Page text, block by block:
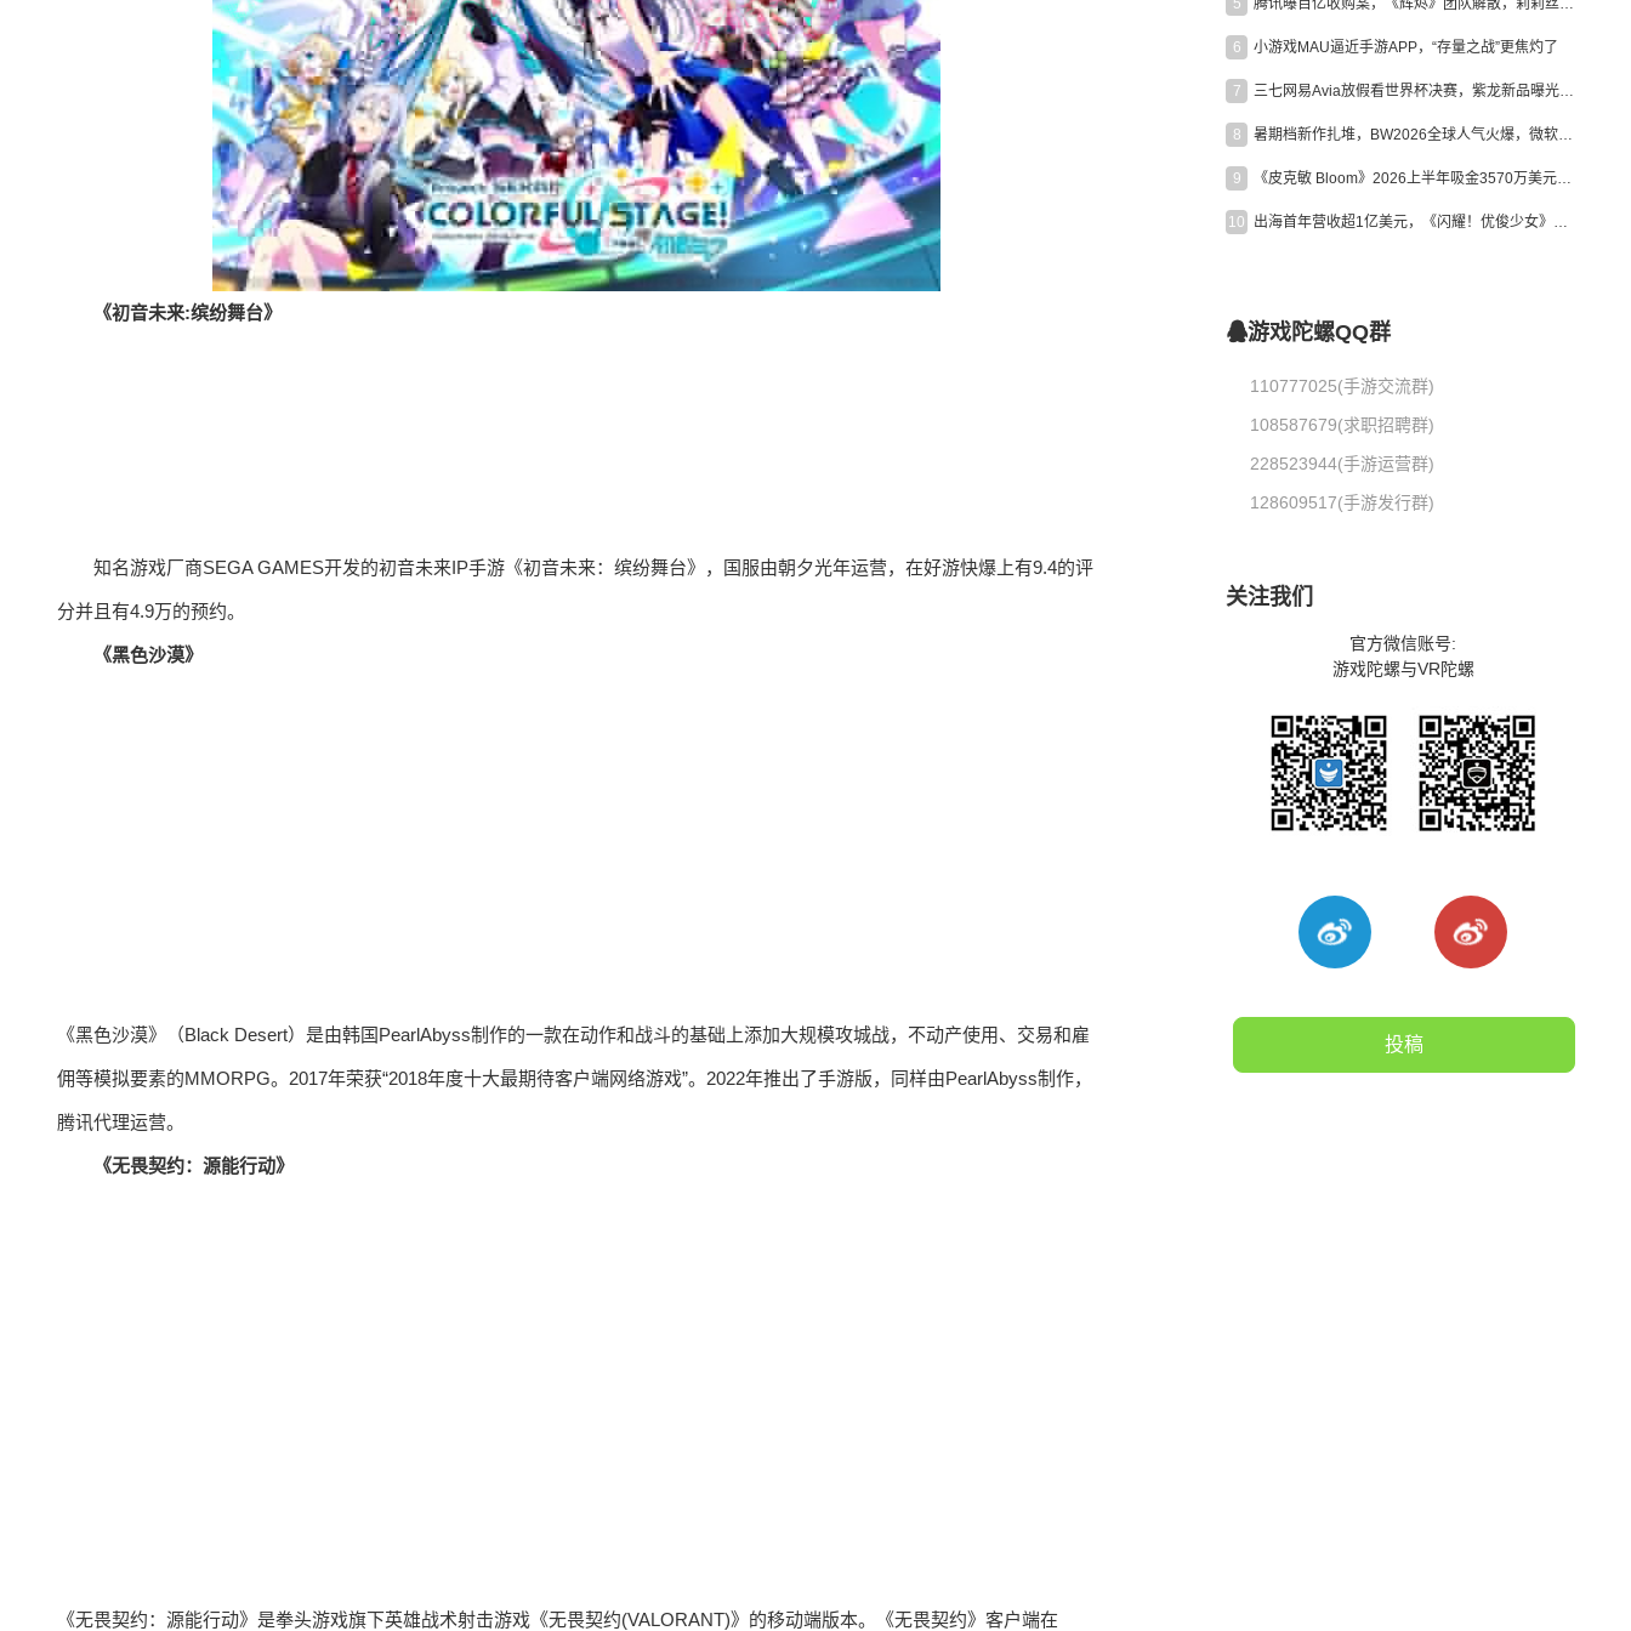
《初音未来:缤纷舞台》
知名游戏厂商SEGA GAMES开发的初音未来IP手游《初音未来：缤纷舞台》，国服由朝夕光年运营，在好游快爆上有9.4的评
分并且有4.9万的预约。
《黑色沙漠》
《黑色沙漠》（Black Desert）是由韩国PearlAbyss制作的一款在动作和战斗的基础上添加大规模攻城战，不动产使用、交易和雇
佣等模拟要素的MMORPG。 2017年荣获“2018年度十大最期待客户端网络游戏”。2022年推出了手游版，同样由PearlAbyss制作，
腾讯代理运营。
《无畏契约：源能行动》
《无畏契约：源能行动》是拳头游戏旗下英雄战术射击游戏《无畏契约(VALORANT)》的移动端版本。《无畏契约》客户端在
5 腾讯曝百亿收购案，《辉烬》团队解散，莉莉丝新作曝光｜陀螺周报
6 小游戏MAU逼近手游APP，“存量之战”更焦灼了
7 三七网易Avia放假看世界杯决赛，紫龙新品曝光，米哈游新作上线 | 陀螺周报
8 暑期档新作扎堆，BW2026全球人气火爆，微软XBOX大裁员|陀螺周报
9 《皮克敏 Bloom》2026上半年吸金3570万美元，中国台湾成最大市场
10 出海首年营收超1亿美元，《闪耀！优俊少女》美国市场占比达七成
游戏陀螺QQ群
110777025(手游交流群)
108587679(求职招聘群)
228523944(手游运营群)
128609517(手游发行群)
关注我们
官方微信账号:
游戏陀螺与VR陀螺
投稿